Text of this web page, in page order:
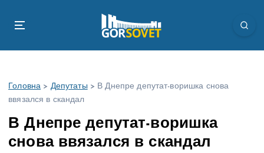
Головна > Депутаты > В Днепре депутат-воришка снова
ввязался в скандал
В Днепре депутат-воришка
снова ввязался в скандал